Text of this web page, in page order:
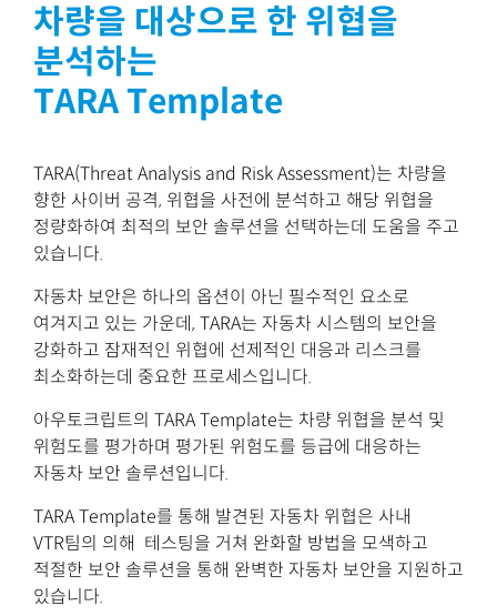
차량을 대상으로 한 위협을
분석하는
TARA Template
TARA(Threat Analysis and Risk Assessment)는 차량을
향한 사이버 공격, 위협을 사전에 분석하고 해당 위협을
정량화하여 최적의 보안 솔루션을 선택하는데 도움을 주고
있습니다.
자동차 보안은 하나의 옵션이 아닌 필수적인 요소로
여겨지고 있는 가운데, TARA는 자동차 시스템의 보안을
강화하고 잠재적인 위협에 선제적인 대응과 리스크를
최소화하는데 중요한 프로세스입니다.
아우토크립트의 TARA Template는 차량 위협을 분석 및
위험도를 평가하며 평가된 위험도를 등급에 대응하는
자동차 보안 솔루션입니다.
TARA Template를 통해 발견된 자동차 위협은 사내
VTR팀의 의해 테스팅을 거쳐 완화할 방법을 모색하고
적절한 보안 솔루션을 통해 완벽한 자동차 보안을 지원하고
있습니다.